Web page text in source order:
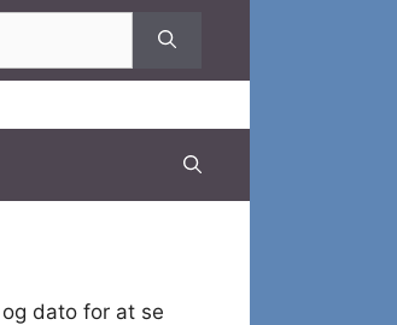
dato for at se